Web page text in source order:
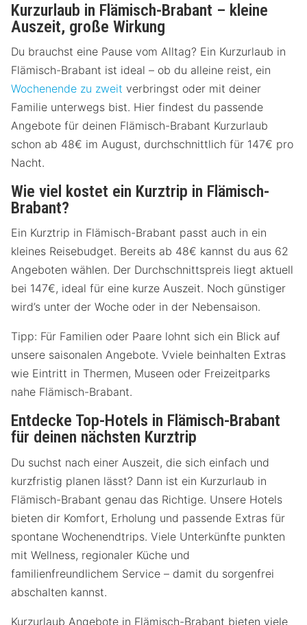
Kurzurlaub in Flämisch-Brabant – kleine
Auszeit, große Wirkung
Du brauchst eine Pause vom Alltag? Ein Kurzurlaub in
Flämisch-Brabant ist ideal – ob du alleine reist, ein
Wochenende zu zweit verbringst oder mit deiner
Familie unterwegs bist. Hier findest du passende
Angebote für deinen Flämisch-Brabant Kurzurlaub
schon ab 48€ im August, durchschnittlich für 147€ pro
Nacht.
Wie viel kostet ein Kurztrip in Flämisch-
Brabant?
Ein Kurztrip in Flämisch-Brabant passt auch in ein
kleines Reisebudget. Bereits ab 48€ kannst du aus 62
Angeboten wählen. Der Durchschnittspreis liegt aktuell
bei 147€, ideal für eine kurze Auszeit. Noch günstiger
wird’s unter der Woche oder in der Nebensaison.
Tipp: Für Familien oder Paare lohnt sich ein Blick auf
unsere saisonalen Angebote. Vviele beinhalten Extras
wie Eintritt in Thermen, Museen oder Freizeitparks
nahe Flämisch-Brabant.
Entdecke Top-Hotels in Flämisch-Brabant
für deinen nächsten Kurztrip
Du suchst nach einer Auszeit, die sich einfach und
kurzfristig planen lässt? Dann ist ein Kurzurlaub in
Flämisch-Brabant genau das Richtige. Unsere Hotels
bieten dir Komfort, Erholung und passende Extras für
spontane Wochenendtrips. Viele Unterkünfte punkten
mit Wellness, regionaler Küche und
familienfreundlichem Service – damit du sorgenfrei
abschalten kannst.
Kurzurlaub Angebote in Flämisch-Brabant bieten viele